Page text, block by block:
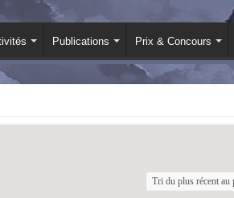
Publications Prix & Concours